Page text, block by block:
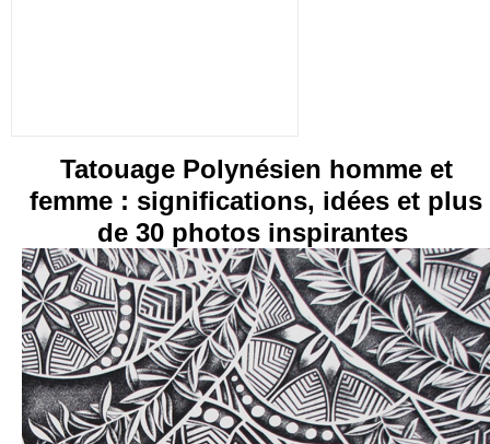
Tatouage Polynésien homme et
femme : significations, idées et plus
de 30 photos inspirantes